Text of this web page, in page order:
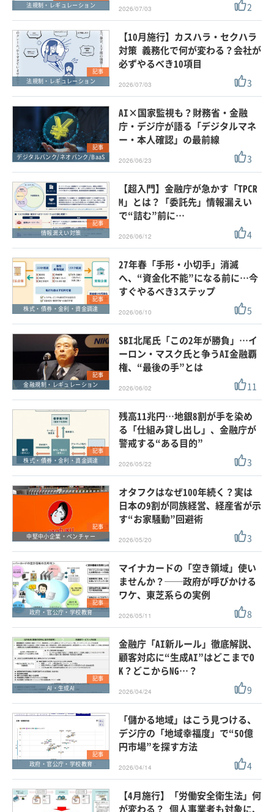
法規制・レギュレーション
2026/07/03 2
記事
法規制・レギュレーション
【10月施行】カスハラ・セクハラ
対策 義務化で何が変わる？会社が
必ずやるべき10項目
2026/07/03 3
記事
デジタルバンク/ネオバンク/BaaS
AI×国家監視も？財務省・金融
庁・デジ庁が語る「デジタルマネ
ー・本人確認」の最前線
2026/06/23 3
記事
情報漏えい対策
【超入門】金融庁が急かす「TPCR
M」とは？「委託先」情報漏えい
で“詰む”前に…
2026/06/12 4
記事
株式・債券・金利・資金調達
27年春「手形・小切手」消滅
へ、“資金化不能”になる前に…今
すぐやるべき3ステップ
2026/06/10 5
記事
金融規制・レギュレーション
SBI北尾氏「この2年が勝負」…イ
ーロン・マスク氏と争うAI金融覇
権、“最後の手”とは
2026/06/02 11
記事
株式・債券・金利・資金調達
残高11兆円…地銀8割が手を染め
る「仕組み貸し出し」、金融庁が
警戒する“ある目的”
2026/05/22 3
記事
中堅中小企業・ベンチャー
オタフクはなぜ100年続く？実は
日本の9割が同族経営、経産省が示
す“お家騒動”回避術
2026/05/20 3
記事
政府・官公庁・学校教育
マイナカードの「空き領域」使い
ませんか？──政府が呼びかける
ワケ、東芝系らの実例
2026/05/11 8
記事
AI・生成AI
金融庁「AI新ルール」徹底解説、
顧客対応に“生成AI”はどこまでO
K？どこからNG…？
2026/04/24 9
記事
政府・官公庁・学校教育
「儲かる地域」はこう見つける、
デジ庁の「地域幸福度」で“50億
円市場”を探す方法
2026/04/14 4
【4月施行】「労働安全衛生法」何
が変わる？ 個人事業者も対象に、